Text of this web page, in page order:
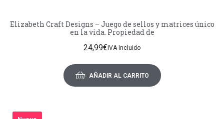
Elizabeth Craft Designs – Juego de sellos y matrices único
en la vida. Propiedad de
24,99€IVA Incluido
AÑADIR AL CARRITO